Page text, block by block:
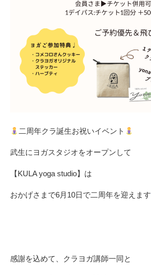
二周年クラ誕生お祝いイベント
武生にヨガスタジオをオープンして
【KULA yoga studio】は
おかげさまで6月10日で二周年を迎えます
感謝を込めて、クラヨガ講師一同と